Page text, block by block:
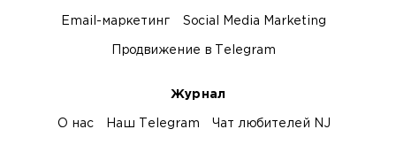
Email-маркетинг Social Media Marketing
Продвижение в Telegram
Журнал
О нас Наш Telegram Чат любителей NJ